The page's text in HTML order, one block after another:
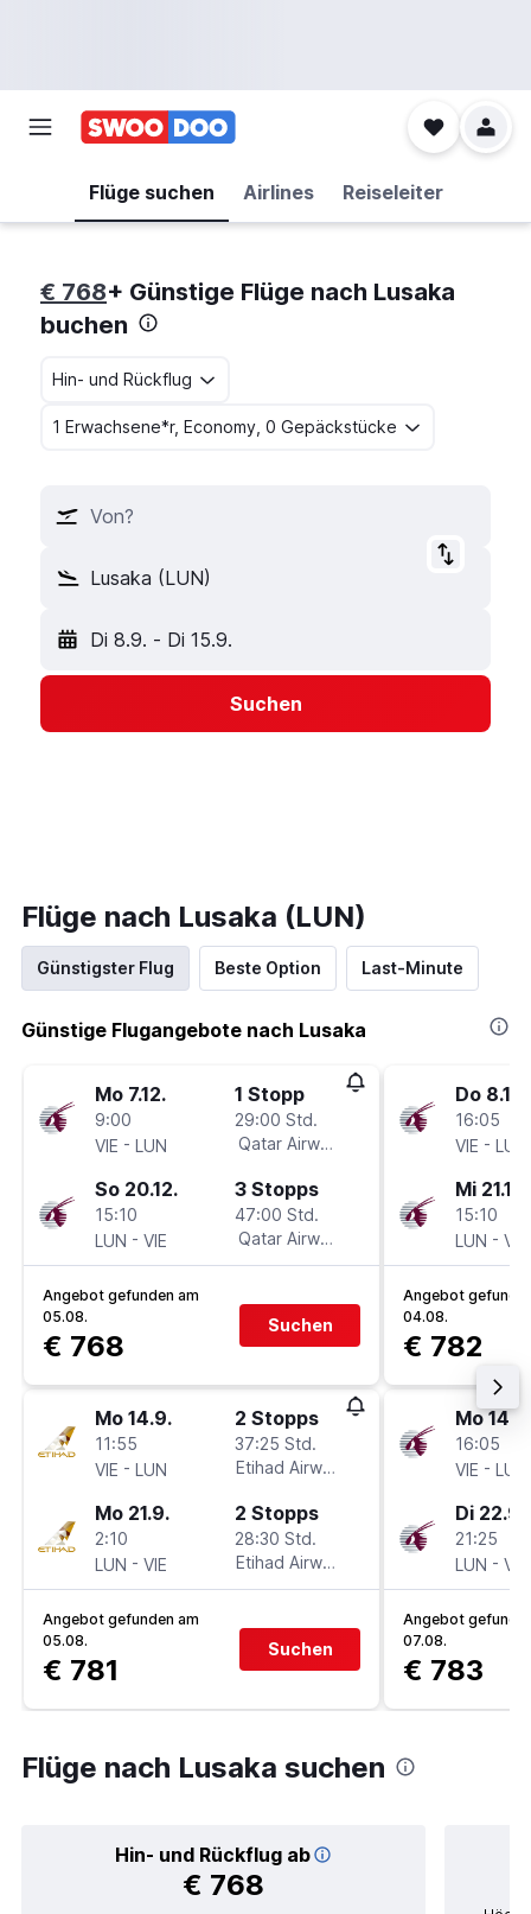
Flüge suchen Airlines Reiseleiter
€ 768+ Günstige Flüge nach Lusaka
buchen
Hin- und Rückflug
1 Erwachsene*r, Economy, 0 Gepäckstücke
Von?
Lusaka (LUN)
Di 8.9. - Di 15.9.
Suchen
Flüge nach Lusaka (LUN)
Günstigster Flug Beste Option Last-Minute
Günstige Flugangebote nach Lusaka
Mo 7.12.
9:00
VIE - LUN
1 Stopp
29:00 Std.
Qatar Airways
So 20.12.
15:10
LUN - VIE
3 Stopps
47:00 Std.
Qatar Airways
Angebot gefunden am
05.08.
€ 768
Suchen
Mo 14.9.
11:55
VIE - LUN
2 Stopps
37:25 Std.
Etihad Airways
Mo 21.9.
2:10
LUN - VIE
2 Stopps
28:30 Std.
Etihad Airways
Angebot gefunden am
05.08.
€ 781
Suchen
Do 8.10.
16:05
VIE - LUN
Mi 21.10.
15:10
LUN - VIE
Angebot
04.08.
€ 782
Mo 14.9.
16:05
VIE - LUN
Di 22.9.
21:25
LUN - VIE
Angebot
07.08.
€ 783
Flüge nach Lusaka suchen
Hin- und Rückflug ab
€ 768